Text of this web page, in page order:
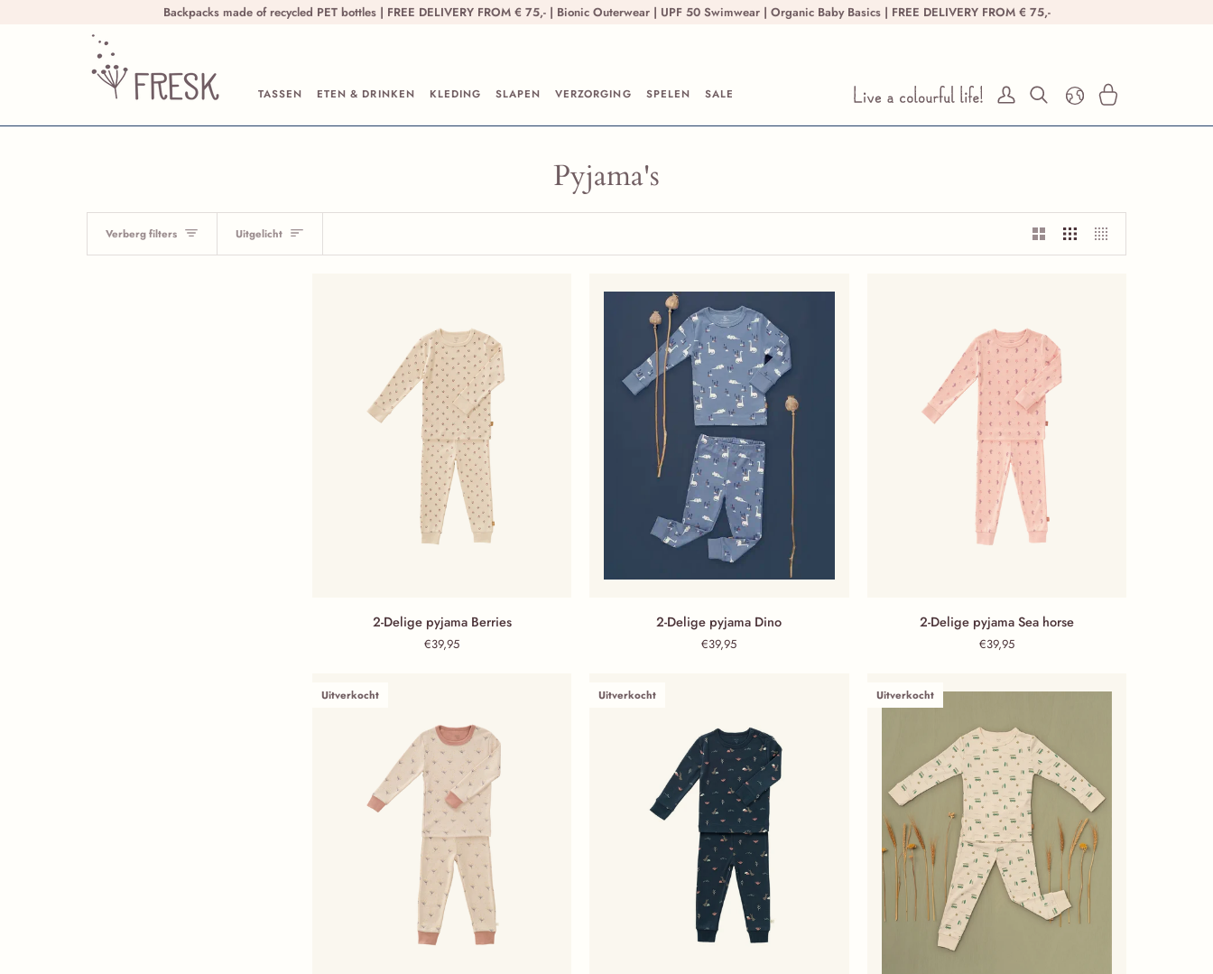
Backpacks made of recycled PET bottles | FREE DELIVERY FROM € 75,- | Bionic Outerwear | UPF 50 Swimwear | Organic Baby Basics | FREE DELIVERY FROM € 75,-
TASSEN ETEN & DRINKEN KLEDING SLAPEN VERZORGING SPELEN SALE Mijn rekening
Zoeken Winkelwagen
Pyjama's
Verberg filters Soort
Uitgelicht
2-Delige pyjama Berries
2-Delige pyjama Berries
€39,95
2-Delige pyjama Dino2-Delige pyjama Dino
€39,95
2-Delige pyjama Sea horse
2-Delige pyjama Sea horse
€39,95
Uitverkocht Uitverkocht Uitverkocht